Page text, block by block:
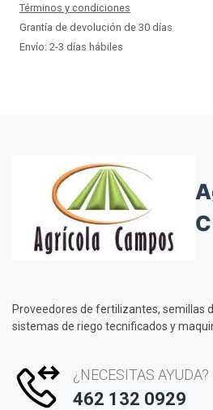
Términos y condiciones
Grantía de devolución de 30 días
Envío: 2-3 días hábiles
Proveedores de fertilizantes, semillas
sistemas de riego tecnificados y
¿NECESITAS AYUDA?
462 132 0929